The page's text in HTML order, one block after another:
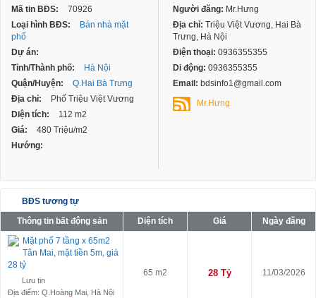
Mã tin BĐS:
70926
Loại hình BĐS:
Bán nhà mặt
phố
Dự án:
Tỉnh/Thành phố:
Hà Nội
Quận/Huyện:
Q.Hai Bà Trưng
Địa chỉ:
Phố Triệu Việt Vương
Diện tích:
112 m2
Giá:
480 Triệu/m2
Hướng:
Người đăng: Mr.Hưng
Địa chỉ: Triệu Việt Vương, Hai Bà
Trưng, Hà Nội
Điện thoại: 0936355355
Di động: 0936355355
Email: bdsinfo1@gmail.com
Mr.Hưng
BĐS tương tự
Thông tin bất động sản
Diện tích Giá
Ngày đăng
Mặt phố 7 tầng x 65m2
Tân Mai, mặt tiền 5m, giá
28 tỷ
Lưu tin
Địa điểm: Q.Hoàng Mai, Hà Nội
65 m2 28 Tỷ 11/03/2026